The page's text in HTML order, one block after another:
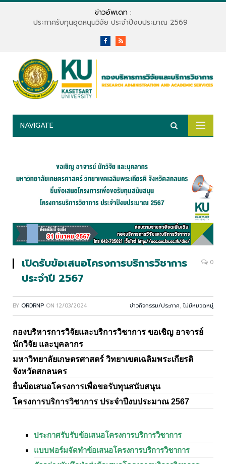
ข่าวอัพเดท :
ประกาศรับทุนอุดหนุนวิจัย ประจำปีงบประมาณ 2569
FacebookRSS
NAVIGATE
เปิดรับข้อเสนอโครงการบริการวิชาการ
ประจำปี 2567
0
BY ORDRNP ON 12/03/2024 ข่าวกิจกรรม/ประกาศ,ไม่มีหมวดหมู่
กองบริหารการวิจัยและบริการวิชาการ ขอเชิญ อาจารย์
นักวิจัย และบุคลากร
มหาวิทยาลัยเกษตรศาสตร์ วิทยาเขตเฉลิมพระเกียรติ
จังหวัดสกลนคร
ยื่นข้อเสนอโครงการเพื่อขอรับทุนสนับสนุน
โครงการบริการวิชาการ ประจำปีงบประมาณ 2567
ประกาศรับรับข้อเสนอโครงการบริการวิชาการ
แบบฟอร์มจัดทำข้อเสนอโครงการบริการวิชาการ